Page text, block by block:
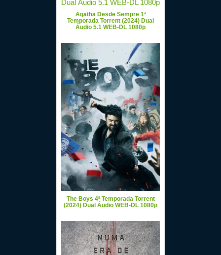
Agatha Desde Sempre 1ª
Temporada Torrent (2024) Dual
Áudio 5.1 WEB-DL 1080p
The Boys 4ª Temporada Torrent
(2024) Dual Áudio WEB-DL 1080p